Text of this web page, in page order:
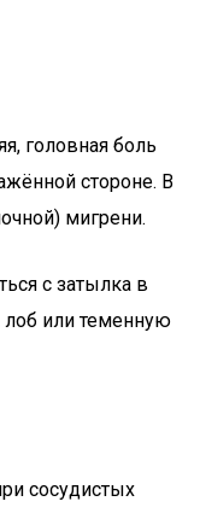
головная боль
стороне. В
мигрени.
с затылка в
лоб или теменную
сосудистых